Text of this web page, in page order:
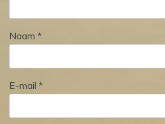
Naam *
E-mail *